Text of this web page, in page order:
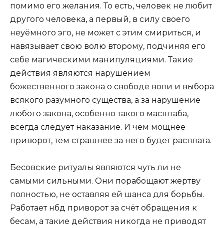
помимо его желания. То есть, человек не любит
другого человека, а первый, в силу своего
неуёмного эго, не может с этим смириться, и
навязывает свою волю второму, подчиняя его
себе магическими манипуляциями. Такие
действия являются нарушением
божественного закона о свободе воли и выбора
всякого разумного существа, а за нарушение
любого закона, особенно такого масштаба,
всегда следует наказание. И чем мощнее
приворот, тем страшнее за него будет расплата.
Бесовские ритуалы являются чуть ли не
самыми сильными. Они порабощают жертву
полностью, не оставляя ей шанса для борьбы.
Работает нбд приворот за счёт обращения к
бесам, а такие действия никогда не приводят